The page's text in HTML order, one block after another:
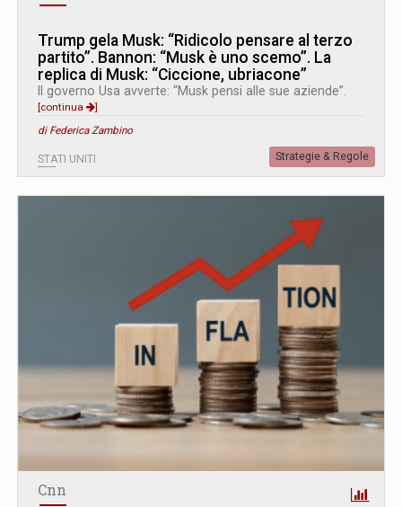
Trump gela Musk: “Ridicolo pensare al terzo
partito”. Bannon: “Musk è uno scemo”. La
replica di Musk: “Ciccione, ubriacone”
Il governo Usa avverte: “Musk pensi alle sue aziende”.
[continua
]
di Federica Zambino
STATI UNITI Strategie & Regole
Cnn